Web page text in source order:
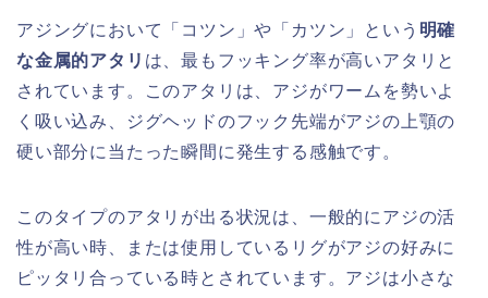
アジングにおいて「コツン」や「カツン」という 明確
な金属的アタリ は、最もフッキング率が高いアタリと
されています。このアタリは、アジがワームを勢いよ
く吸い込み、ジグヘッドのフック先端がアジの上顎の
硬い部分に当たった瞬間に発生する感触です。
このタイプのアタリが出る状況は、一般的にアジの活
性が高い時、または使用しているリグがアジの好みに
ピッタリ合っている時とされています。アジは小さな